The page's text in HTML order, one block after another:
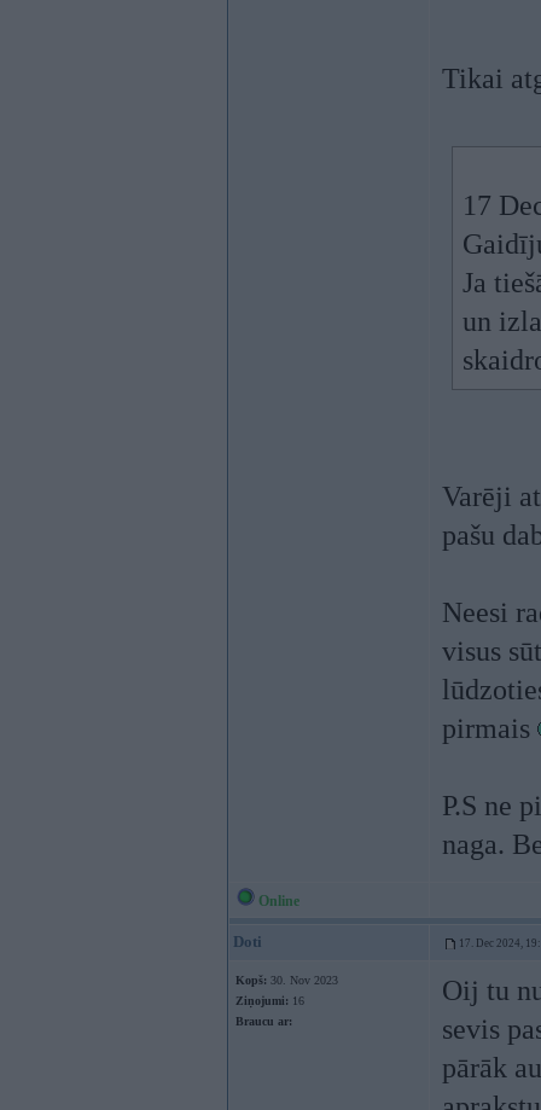
Tikai
17
Ja
un
Varēji
pašu
Neesi
visus
pirmais
P.S ne
naga.
Online
Doti 17. Dec 2024,
Kopš: 30. Nov 2023
Ziņojumi: 16
Braucu ar:
Oij tu
sevis
pārāk